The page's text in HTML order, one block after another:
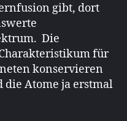
gibt, dort
Die
für
konservieren
Atome ja erstmal